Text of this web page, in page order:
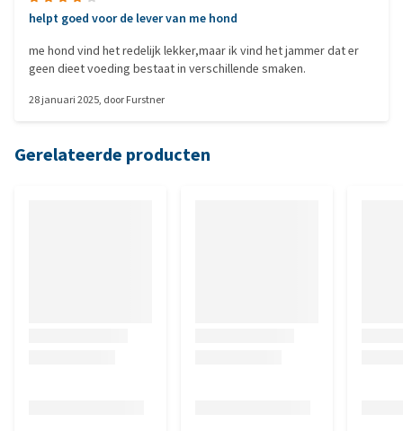
helpt goed voor de lever van me hond
me hond vind het redelijk lekker,maar ik vind het jammer dat er
geen dieet voeding bestaat in verschillende smaken.
28 januari 2025, doorFurstner
Gerelateerde producten